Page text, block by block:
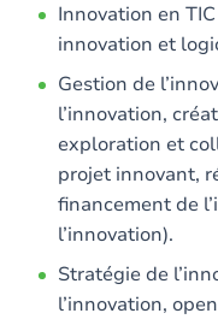
Innovation en
innovation et
Gestion de
l’innovation,
exploration et
projet innovant,
financement de
l’innovation).
Stratégie de
l’innovation,